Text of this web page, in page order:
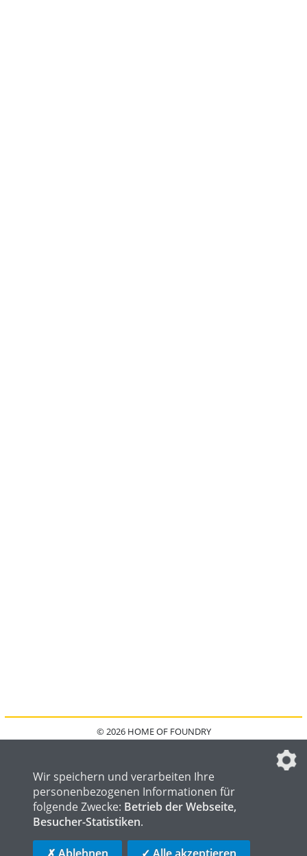
© 2026 HOME OF FOUNDRY
DATENSCHUTZEINSTELLUNGEN
HOME OF LOGISTICS
Wir speichern und verarbeiten Ihre
personenbezogenen Informationen für
folgende Zwecke: Betrieb der Webseite,
Besucher-Statistiken.